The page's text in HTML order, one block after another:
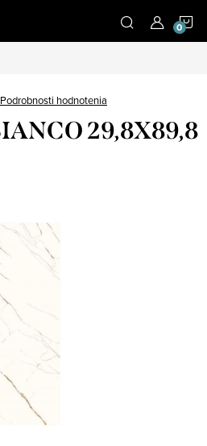
Podrobnosti hodnotenia
29,8X89,8